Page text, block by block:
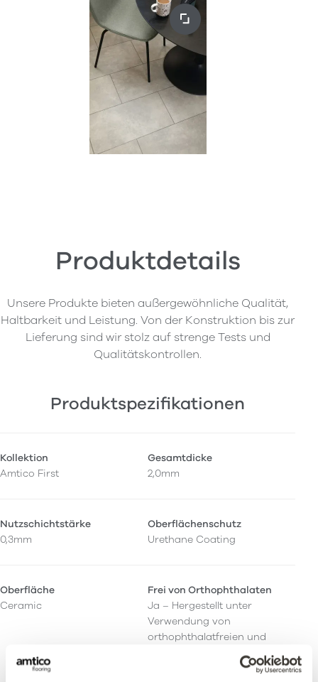
Produktdetails
Unsere Produkte bieten außergewöhnliche Qualität,
Haltbarkeit und Leistung. Von der Konstruktion bis zur
Lieferung sind wir stolz auf strenge Tests und
Qualitätskontrollen.
Produktspezifikationen
Kollektion
Amtico First
Gesamtdicke
2,0mm
Nutzschichtstärke
0,3mm
Oberflächenschutz
Urethane Coating
Oberfläche
Ceramic
Frei von Orthophthalaten
Ja – Hergestellt unter
Verwendung von
orthophthalatfreien und